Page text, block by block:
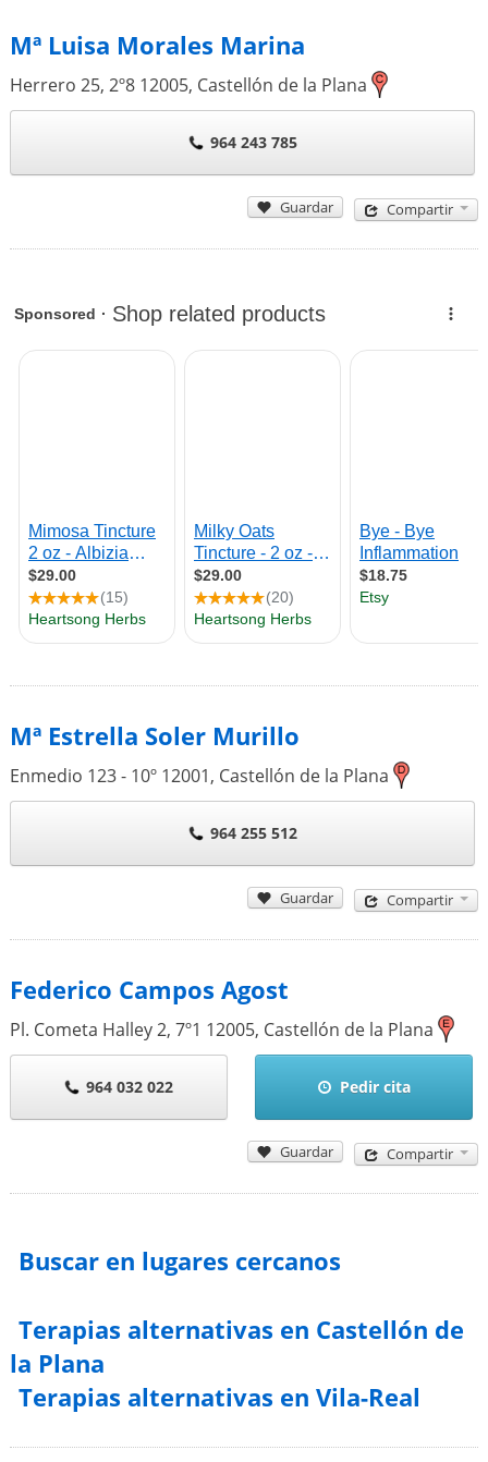
Mª Luisa Morales Marina
Herrero 25, 2º8 12005, Castellón de la Plana
964 243 785
Guardar Compartir
Mª Estrella Soler Murillo
Enmedio 123 - 10º 12001, Castellón de la Plana
964 255 512
Guardar Compartir
Federico Campos Agost
Pl. Cometa Halley 2, 7º1 12005, Castellón de la Plana
964 032 022 Pedir cita
Guardar Compartir
Buscar en lugares cercanos
Terapias alternativas en Castellón de
la Plana
Terapias alternativas en Vila-Real